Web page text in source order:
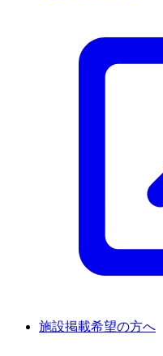
施設掲載希望の方へ